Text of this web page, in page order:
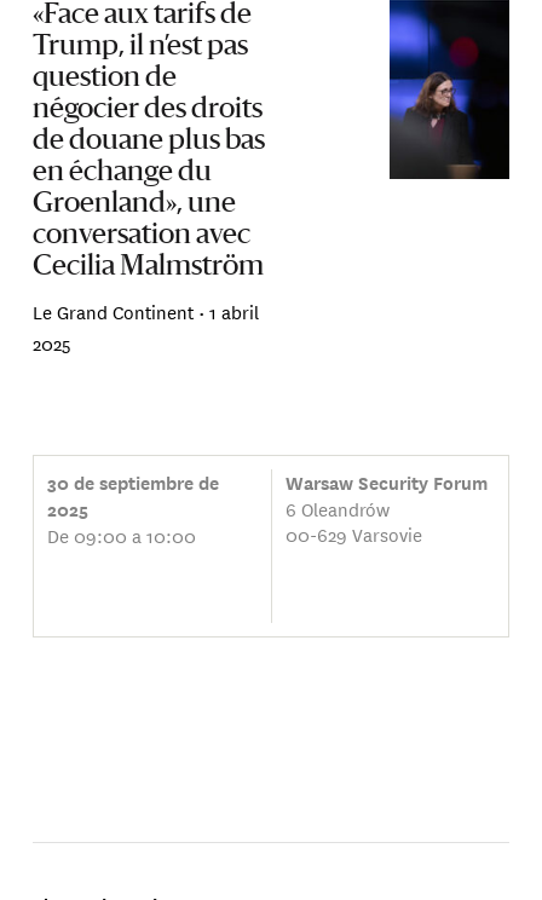
«Face aux tarifs de
Trump, il n’est pas
question de
négocier des droits
de douane plus bas
en échange du
Groenland», une
conversation avec
Cecilia Malmström
Le Grand Continent •1 abril
2025
30 de septiembre de
2025
De 09:00 a 10:00
Warsaw Security Forum
6 Oleandrów
00-629 Varsovie